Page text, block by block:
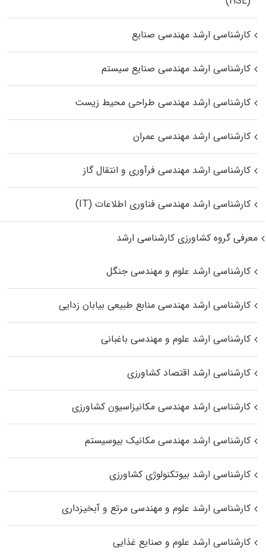
کارشناسی ارشد مهندسی صنایع
کارشناسی ارشد مهندسی صنایع سیستم
کارشناسی ارشد مهندسی طراحی محیط زیست
کارشناسی ارشد مهندسی عمران
کارشناسی ارشد مهندسی فرآوری و انتقال گاز
کارشناسی ارشد مهندسی فناوری اطلاعات (IT)
معرفی گروه کشاورزی کارشناسی ارشد
کارشناسی ارشد علوم و مهندسی جنگل
کارشناسی ارشد مهندسی منابع طبیعی بیابان زدایی
کارشناسی ارشد علوم و مهندسی باغبانی
کارشناسی ارشد اقتصاد کشاورزی
کارشناسی ارشد مهندسی مکانیزاسیون کشاورزی
کارشناسی ارشد مهندسی مکانیک بیوسیستم
کارشناسی ارشد بیوتکنولوژی کشاورزی
کارشناسی ارشد علوم و مهندسی مرتع و آبخیزداری
کارشناسی ارشد علوم و صنایع غذایی